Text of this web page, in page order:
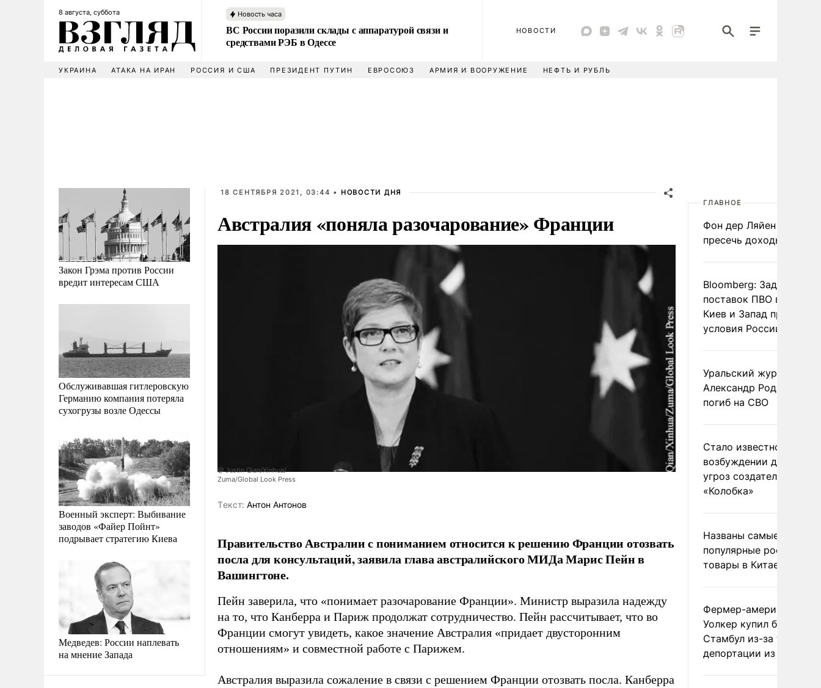
8 августа, суббота Новость часа
ВС России поразили склады с аппаратурой связи и
средствами РЭБ в Одессе
НОВОСТИ
УКРАИНА АТАКА НА ИРАН РОССИЯ И США ПРЕЗИДЕНТ ПУТИН ЕВРОСОЮЗ АРМИЯ И ВООРУЖЕНИЕ НЕФТЬ И РУБЛЬ
Закон Грэма против России
вредит интересам США
Обслуживавшая гитлеровскую
Германию компания потеряла
сухогрузы возле Одессы
Военный эксперт: Выбивание
заводов «Файер Пойнт»
подрывает стратегию Киева
Медведев: России наплевать
на мнение Запада
18 СЕНТЯБРЯ 2021, 03:44 • НОВОСТИ ДНЯ
Австралия «поняла разочарование» Франции
@ Justin Qian/Xinhua/
Zuma/Global Look Press
Tекст: Антон Антонов
Правительство Австралии с пониманием относится к решению Франции отозвать
посла для консультаций, заявила глава австралийского МИДа Марис Пейн в
Вашингтоне.
Пейн заверила, что «понимает разочарование Франции». Министр выразила надежду
на то, что Канберра и Париж продолжат сотрудничество. Пейн рассчитывает, что во
Франции смогут увидеть, какое значение Австралия «придает двусторонним
отношениям» и совместной работе с Парижем.
Австралия выразила сожаление в связи с решением Франции отозвать посла. Канберра
ГЛАВНОЕ
Фон дер Ляйен
пресечь доходы России
Bloomberg: Задержка
поставок ПВО вынудит
Киев и Запад принять
условия России
Уральский журналист
Александр Родионов
погиб на СВО
Стало известно о
возбуждении дела из-
угроз создателям
«Колобка»
Названы самые
популярные российские
товары в Китае
Фермер-американец
Уолкер купил билет в
Стамбул из-за угрозы
депортации из России